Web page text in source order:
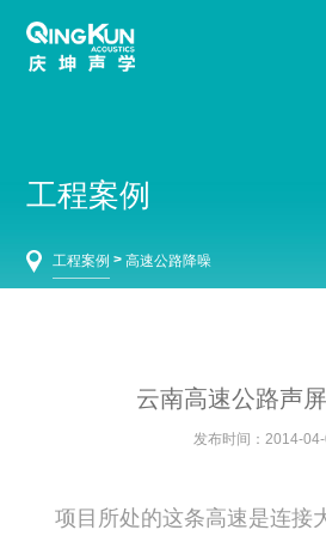
工程案例
工程案例 > 高速公路降噪
云南高速公路声
发布时间：2014-
项目所处的这条高速是连接